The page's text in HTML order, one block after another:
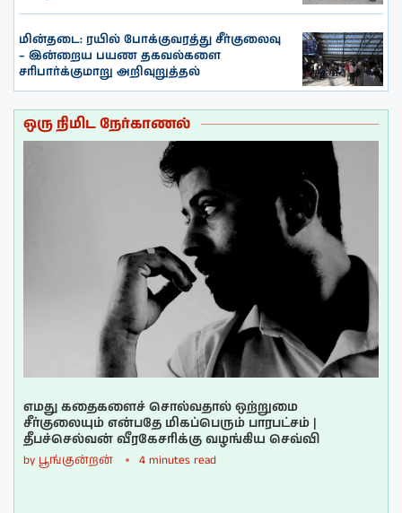
மின்தடை: ரயில் போக்குவரத்து சீர்குலைவு
– இன்றைய பயண தகவல்களை
சரிபார்க்குமாறு அறிவுறுத்தல்
ஒரு நிமிட நேர்காணல்
எமது கதைகளைச் சொல்வதால் ஒற்றுமை
சீர்குலையும் என்பதே மிகப்பெரும் பாரபட்சம் |
தீபச்செல்வன் வீரகேசரிக்கு வழங்கிய செவ்வி
by பூங்குன்றன் 4 minutes read